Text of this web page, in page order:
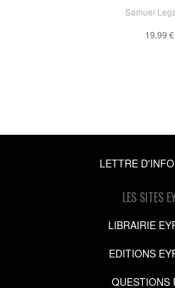
Samuel
19,99 €
LETTRE
LES SITES
LIBRAIRIE
EDITIONS
QUESTIONS